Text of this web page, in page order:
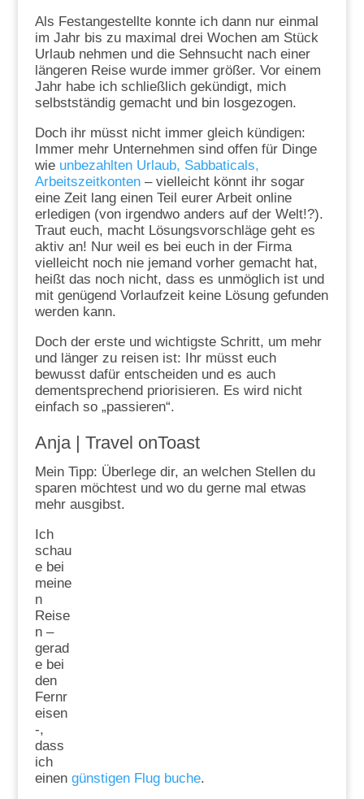
Als Festangestellte konnte ich dann nur einmal
im Jahr bis zu maximal drei Wochen am Stück
Urlaub nehmen und die Sehnsucht nach einer
längeren Reise wurde immer größer. Vor einem
Jahr habe ich schließlich gekündigt, mich
selbstständig gemacht und bin losgezogen.
Doch ihr müsst nicht immer gleich kündigen:
Immer mehr Unternehmen sind offen für Dinge
wie unbezahlten Urlaub, Sabbaticals,
Arbeitszeitkonten– vielleicht könnt ihr sogar
eine Zeit lang einen Teil eurer Arbeit online
erledigen (von irgendwo anders auf der Welt!?).
Traut euch, macht Lösungsvorschläge geht es
aktiv an! Nur weil es bei euch in der Firma
vielleicht noch nie jemand vorher gemacht hat,
heißt das noch nicht, dass es unmöglich ist und
mit genügend Vorlaufzeit keine Lösung gefunden
werden kann.
Doch der erste und wichtigste Schritt, um mehr
und länger zu reisen ist: Ihr müsst euch
bewusst dafür entscheiden und es auch
dementsprechend priorisieren. Es wird nicht
einfach so „passieren“.
Anja | Travel onToast
Mein Tipp: Überlege dir, an welchen Stellen du
sparen möchtest und wo du gerne mal etwas
mehr ausgibst.
Ich
schau
e bei
meine
n
Reise
n –
gerad
e bei
den
Fernr
eisen
-,
dass
ich
einen günstigen Flug buche.